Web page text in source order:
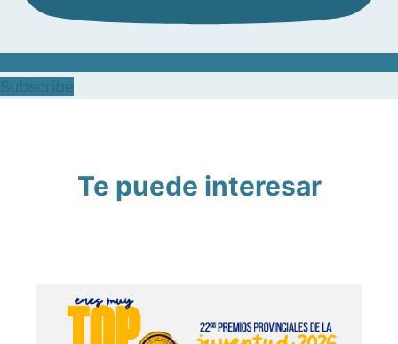
Te puede interesar